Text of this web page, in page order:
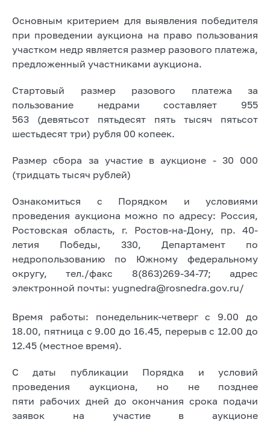
Основным критерием для выявления победителя
при проведении аукциона на право пользования
участком недр является размер разового платежа,
предложенный участниками аукциона.
Стартовый размер разового платежа за
пользование недрами составляет 955
563 (девятьсот пятьдесят пять тысяч пятьсот
шестьдесят три) рубля 00 копеек.
Размер сбора за участие в аукционе - 30 000
(тридцать тысяч рублей)
Ознакомиться с Порядком и условиями
проведения аукциона можно по адресу: Россия,
Ростовская область, г. Ростов-на-Дону, пр. 40-
летия Победы, 330, Департамент по
недропользованию по Южному федеральному
округу, тел./факс 8(863)269-34-77; адрес
электронной почты: yugnedra@rosnedra.gov.ru/
Время работы: понедельник-четверг с 9.00 до
18.00, пятница с 9.00 до 16.45, перерыв с 12.00 до
12.45 (местное время).
С даты публикации Порядка и условий
проведения аукциона, но не позднее
пяти рабочих дней до окончания срока подачи
заявок на участие в аукционе